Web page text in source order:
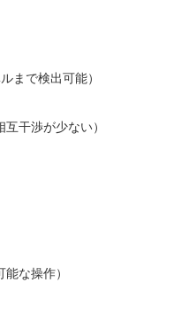
まで検出可能）
干渉が少ない）
な操作）